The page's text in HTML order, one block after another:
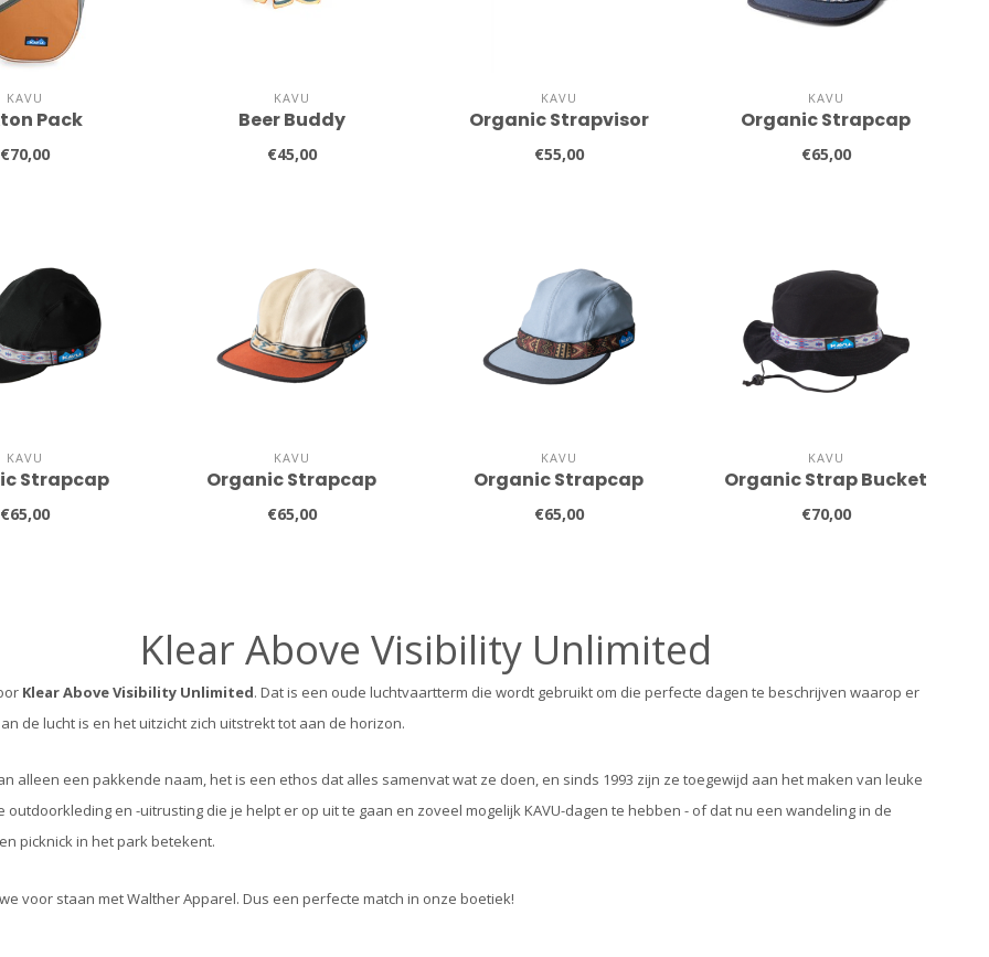
KAVU
Pack
€70,00
KAVU
Beer Buddy
€45,00
KAVU
Organic Strapvisor
€55,00
KAVU
Organic Strapcap
€65,00
KAVU
Strapcap
€65,00
KAVU
Organic Strapcap
€65,00
KAVU
Organic Strapcap
€65,00
KAVU
Organic Strap Bucket
€70,00
Klear Above Visibility Unlimited
Klear Above Visibility Unlimited. Dat is een oude luchtvaartterm die wordt gebruikt om die perfecte dagen te beschrijven waarop er
de lucht is en het uitzicht zich uitstrekt tot aan de horizon.
alleen een pakkende naam, het is een ethos dat alles samenvat wat ze doen, en sinds 1993 zijn ze toegewijd aan het maken van leuke
outdoorkleding en -uitrusting die je helpt er op uit te gaan en zoveel mogelijk KAVU-dagen te hebben - of dat nu een wandeling in de
picknick in het park betekent.
voor staan met Walther Apparel. Dus een perfecte match in onze boetiek!